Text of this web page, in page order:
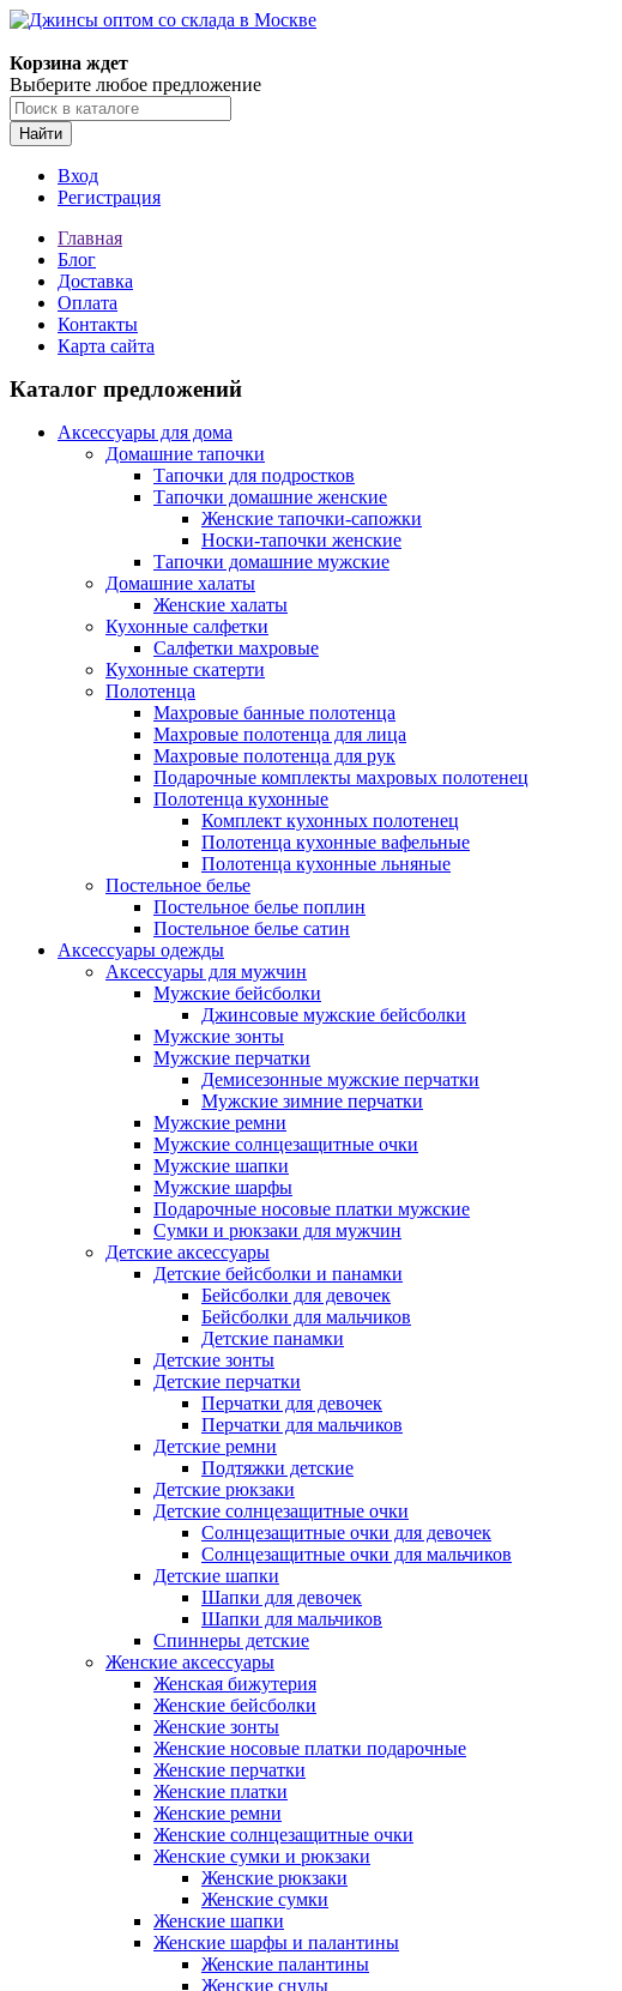
Корзина ждет
Выберите любое предложение
Найти
Вход
Регистрация
Главная
Блог
Доставка
Оплата
Контакты
Карта сайта
Каталог предложений
Аксессуары для дома
Домашние тапочки
Тапочки для подростков
Тапочки домашние женские
Женские тапочки-сапожки
Носки-тапочки женские
Тапочки домашние мужские
Домашние халаты
Женские халаты
Кухонные салфетки
Салфетки махровые
Кухонные скатерти
Полотенца
Махровые банные полотенца
Махровые полотенца для лица
Махровые полотенца для рук
Подарочные комплекты махровых полотенец
Полотенца кухонные
Комплект кухонных полотенец
Полотенца кухонные вафельные
Полотенца кухонные льняные
Постельное белье
Постельное белье поплин
Постельное белье сатин
Аксессуары одежды
Аксессуары для мужчин
Мужские бейсболки
Джинсовые мужские бейсболки
Мужские зонты
Мужские перчатки
Демисезонные мужские перчатки
Мужские зимние перчатки
Мужские ремни
Мужские солнцезащитные очки
Мужские шапки
Мужские шарфы
Подарочные носовые платки мужские
Сумки и рюкзаки для мужчин
Детские аксессуары
Детские бейсболки и панамки
Бейсболки для девочек
Бейсболки для мальчиков
Детские панамки
Детские зонты
Детские перчатки
Перчатки для девочек
Перчатки для мальчиков
Детские ремни
Подтяжки детские
Детские рюкзаки
Детские солнцезащитные очки
Солнцезащитные очки для девочек
Солнцезащитные очки для мальчиков
Детские шапки
Шапки для девочек
Шапки для мальчиков
Спиннеры детские
Женские аксессуары
Женская бижутерия
Женские бейсболки
Женские зонты
Женские носовые платки подарочные
Женские перчатки
Женские платки
Женские ремни
Женские солнцезащитные очки
Женские сумки и рюкзаки
Женские рюкзаки
Женские сумки
Женские шапки
Женские шарфы и палантины
Женские палантины
Женские снуды